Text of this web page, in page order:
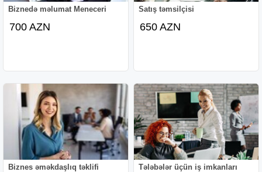
Biznedə məlumat Meneceri
700 AZN
Satış təmsilçisi
650 AZN
Biznes əməkdaşlıq təklifi Tələbələr üçün iş imkanları